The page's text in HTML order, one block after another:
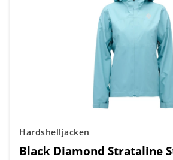
Hardshelljacken
Black Diamond Strataline